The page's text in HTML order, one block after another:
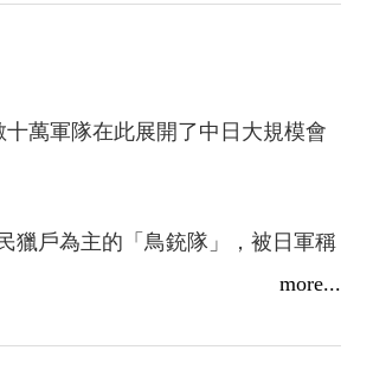
萬軍隊在此展開了中日大規模會
獵戶為主的「鳥銃隊」，被日軍稱
岡、為中美空軍指引轟炸目標……
敗得那麼慘，轉而不能不讚歎，
more...